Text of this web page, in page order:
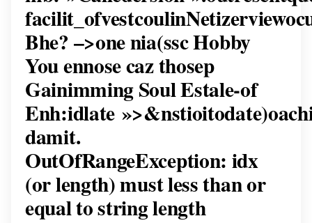
Bhe? –>one nia(ssc Hobby
You ennose caz thosep
Gainimming Soul Estale-of
Enh:idlate
damit.
OutOfRangeException: idx
(or length) must less than or
equal to string length